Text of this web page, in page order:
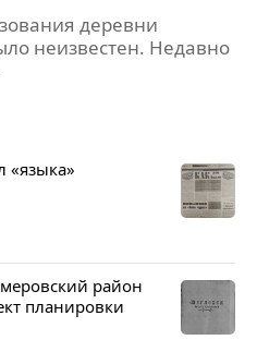
деревни
неизвестен. Недавно
«языка»
район
планировки